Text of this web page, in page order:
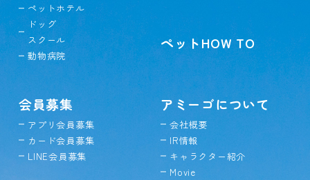
ペットホテル
ドッグ
スクール
動物病院
ペットHOW TO
会員募集
アプリ会員募集
カード会員募集
LINE会員募集
アミーゴについて
会社概要
IR情報
キャラクター紹介
Movie